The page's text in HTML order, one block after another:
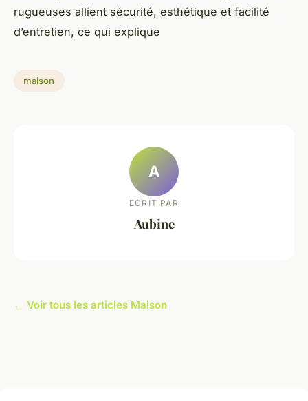
rugueuses allient sécurité, esthétique et facilité
d’entretien, ce qui explique
maison
A
ECRIT PAR
Aubine
← Voir tous les articles Maison